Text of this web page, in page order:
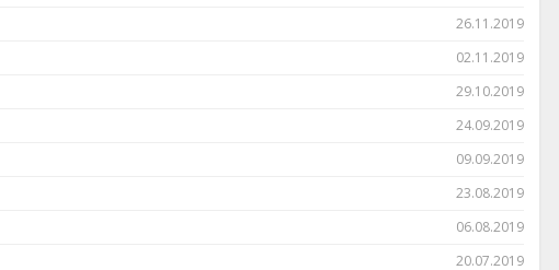
26.11.2019
02.11.2019
29.10.2019
24.09.2019
09.09.2019
23.08.2019
06.08.2019
20.07.2019